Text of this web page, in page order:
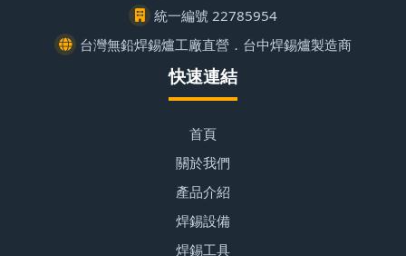
統一編號 22785954
台灣無鉛焊錫爐工廠直營．台中焊錫爐製造商
快速連結
首頁
關於我們
產品介紹
焊錫設備
焊錫工具